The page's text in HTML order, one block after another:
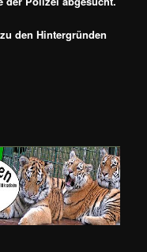
den Hintergründen